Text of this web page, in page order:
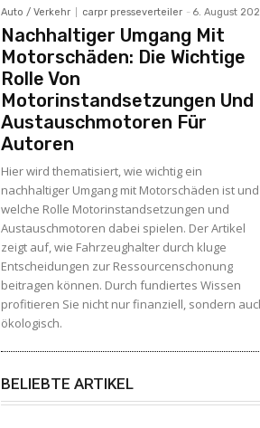
Auto / Verkehr carpr presseverteiler - 6. August
Nachhaltiger Umgang Mit
Motorschäden: Die Wichtige
Rolle Von
Motorinstandsetzungen Und
Austauschmotoren Für
Autoren
Hier wird thematisiert, wie wichtig ein
nachhaltiger Umgang mit Motorschäden ist und
welche Rolle Motorinstandsetzungen und
Austauschmotoren dabei spielen. Der Artikel
zeigt auf, wie Fahrzeughalter durch kluge
Entscheidungen zur Ressourcenschonung
beitragen können. Durch fundiertes Wissen
profitieren Sie nicht nur finanziell, sondern
ökologisch.
BELIEBTE ARTIKEL